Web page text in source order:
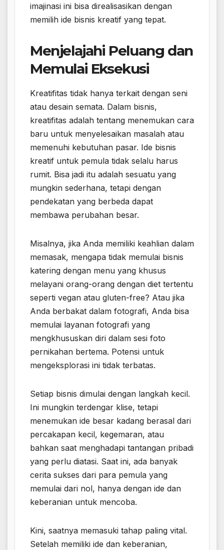
imajinasi ini bisa direalisasikan dengan
memilih ide bisnis kreatif yang tepat.
Menjelajahi Peluang dan
Memulai Eksekusi
Kreatifitas tidak hanya terkait dengan seni
atau desain semata. Dalam bisnis,
kreatifitas adalah tentang menemukan cara
baru untuk menyelesaikan masalah atau
memenuhi kebutuhan pasar. Ide bisnis
kreatif untuk pemula tidak selalu harus
rumit. Bisa jadi itu adalah sesuatu yang
mungkin sederhana, tetapi dengan
pendekatan yang berbeda dapat
membawa perubahan besar.
Misalnya, jika Anda memiliki keahlian dalam
memasak, mengapa tidak memulai bisnis
katering dengan menu yang khusus
melayani orang-orang dengan diet tertentu
seperti vegan atau gluten-free? Atau jika
Anda berbakat dalam fotografi, Anda bisa
memulai layanan fotografi yang
mengkhususkan diri dalam sesi foto
pernikahan bertema. Potensi untuk
mengeksplorasi ini tidak terbatas.
Setiap bisnis dimulai dengan langkah kecil.
Ini mungkin terdengar klise, tetapi
menemukan ide besar kadang berasal dari
percakapan kecil, kegemaran, atau
bahkan saat menghadapi tantangan pribadi
yang perlu diatasi. Saat ini, ada banyak
cerita sukses dari para pemula yang
memulai dari nol, hanya dengan ide dan
keberanian untuk mencoba.
Kini, saatnya memasuki tahap paling vital.
Setelah memiliki ide dan keberanian,